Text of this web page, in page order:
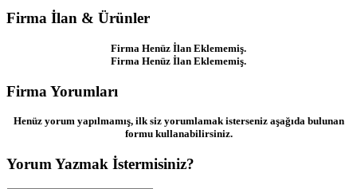
Firma İlan & Ürünler
Firma Henüz İlan Eklememiş.
Firma Henüz İlan Eklememiş.
Firma Yorumları
Henüz yorum yapılmamış, ilk siz yorumlamak isterseniz aşağıda bulunan
formu kullanabilirsiniz.
Yorum Yazmak İstermisiniz?